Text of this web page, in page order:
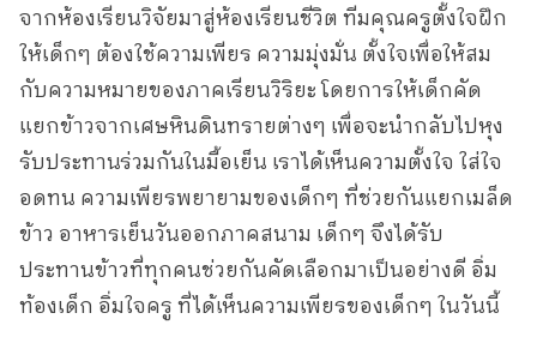
จากห้องเรียนวิจัยมาสู่ห้องเรียนชีวิต ทีมคุณครูตั้งใจฝึก
ให้เด็กๆ ต้องใช้ความเพียร ความมุ่งมั่น ตั้งใจเพื่อให้สม
กับความหมายของภาคเรียนวิริยะ โดยการให้เด็กคัด
แยกข้าวจากเศษหินดินทรายต่างๆ เพื่อจะนำกลับไปหุง
รับประทานร่วมกันในมื้อเย็น เราได้เห็นความตั้งใจ ใส่ใจ
อดทน ความเพียรพยายามของเด็กๆ ที่ช่วยกันแยกเมล็ด
ข้าว อาหารเย็นวันออกภาคสนาม เด็กๆ จึงได้รับ
ประทานข้าวที่ทุกคนช่วยกันคัดเลือกมาเป็นอย่างดี อิ่ม
ท้องเด็ก อิ่มใจครู ที่ได้เห็นความเพียรของเด็กๆ ในวันนี้